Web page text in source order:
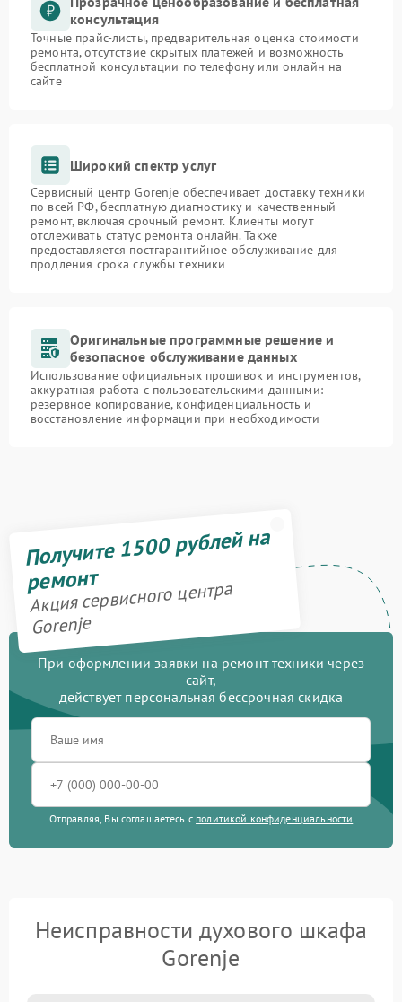
консультация
Точные прайс-листы, предварительная оценка стоимости
ремонта, отсутствие скрытых платежей и возможность
бесплатной консультации по телефону или онлайн на
сайте
Широкий спектр услуг
Сервисный центр Gorenje обеспечивает доставку техники
по всей РФ, бесплатную диагностику и качественный
ремонт, включая срочный ремонт. Клиенты могут
отслеживать статус ремонта онлайн. Также
предоставляется постгарантийное обслуживание для
продления срока службы техники
Оригинальные программные решение и
безопасное обслуживание данных
Использование официальных прошивок и инструментов,
аккуратная работа с пользовательскими данными:
резервное копирование, конфиденциальность и
восстановление информации при необходимости
Получите 1500 рублей на
ремонт
Акция сервисного центра
Gorenje
При оформлении заявки на ремонт техники через
сайт,
действует персональная бессрочная скидка
Отправляя, Вы соглашаетесь с политикой конфиденциальности
Неисправности духового шкафа
Gorenje